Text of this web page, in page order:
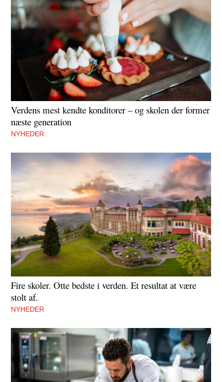
Verdens mest kendte konditorer – og skolen der former
næste generation
NYHEDER
Fire skoler. Otte bedste i verden. Et resultat at være
stolt af.
NYHEDER